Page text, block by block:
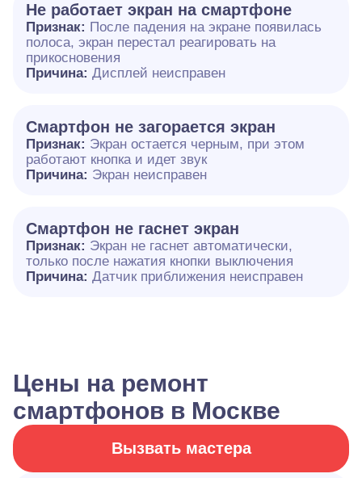
Не работает экран на смартфоне
Признак: После падения на экране появилась
полоса, экран перестал реагировать на
прикосновения
Причина: Дисплей неисправен
Смартфон не загорается экран
Признак: Экран остается черным, при этом
работают кнопка и идет звук
Причина: Экран неисправен
Смартфон не гаснет экран
Признак: Экран не гаснет автоматически,
только после нажатия кнопки выключения
Причина: Датчик приближения неисправен
Цены на ремонт
смартфонов в Москве
Вызвать мастера